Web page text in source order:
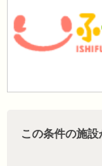
この条件の施設